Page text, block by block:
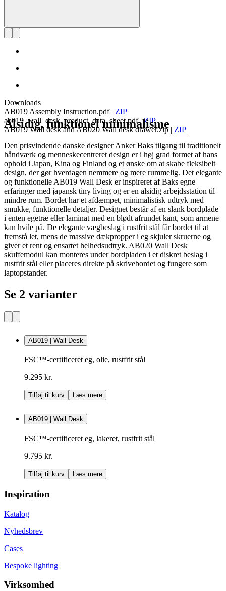
Downloads
AB019 Assembly Instruction.pdf| ZIP
ab019_wall_desk_product_data_sheet.pdf|ZIP
AB019 Wall desk and AB020 Wall desk drawer.zip| ZIP
Alsidig, funktionel minimalisme
Den prisvindende danske designer Anker Baks tilgang til traditionelt
håndværk og menneskecentreret design er i høj grad formet af hans
ophold i Japan, Kina og Finland og et ønske om at skabe fleksibelt
design, der gør hverdagen nemmere og mere rummelig. Det elegante
og funktionelle AB019 Wall Desk er inspireret af Baks egne
erfaringer med japansk tiny living og er en alsidig arbejdsstation til
mindre rum. Bordet har et afdæmpet, minimalistisk udtryk med
smukke, funktionelle detaljer. Designet består af en slank bordplade
i enten egetræ eller laminat med en blødt afrundet kant, som armene
kan hvile på. De elegante vægbeslag i rustfrit stål får bordet til at
fremstå let, mens de massive dækpropper i eg skjuler skruerne og
giver et rent og ensartet helhedsudtryk. AB020 Wall Desk
skuffemodul kan monteres under bordpladen i et diskret beslag i
rustfrit stål eller placeres direkte på skrivebordet og fungere som
laptopstander.
Se 2 varianter
AB019 | Wall Desk
FSC™-certificeret eg, olie, rustfrit stål
9.295 kr.
Tilføj til kurv Læs mere
AB019 | Wall Desk
FSC™-certificeret eg, lakeret, rustfrit stål
9.795 kr.
Tilføj til kurv Læs mere
Inspiration
Katalog
Nyhedsbrev
Cases
Bespoke lighting
Virksomhed